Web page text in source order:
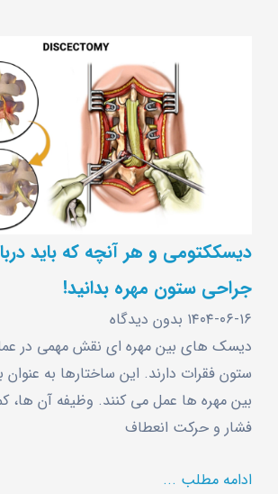
دیسککتومی و هر آنچه که باید
جراحی ستون مهره بدانید!
۱۴۰۴-۰۶-۱۶ بدون دیدگاه
دیسک ‌های بین ‌مهره ‌ای نقش مهمی در
ستون فقرات دارند. این ساختارها به
بین مهره‌ ها عمل می‌ کنند. وظیفه آن ها،
فشار و حرکت انعطاف
ادامه مطلب ...